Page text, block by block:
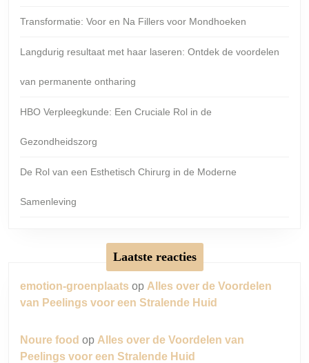
Transformatie: Voor en Na Fillers voor Mondhoeken
Langdurig resultaat met haar laseren: Ontdek de voordelen
van permanente ontharing
HBO Verpleegkunde: Een Cruciale Rol in de
Gezondheidszorg
De Rol van een Esthetisch Chirurg in de Moderne
Samenleving
Laatste reacties
emotion-groenplaats op Alles over de Voordelen
van Peelings voor een Stralende Huid
Noure food op Alles over de Voordelen van
Peelings voor een Stralende Huid